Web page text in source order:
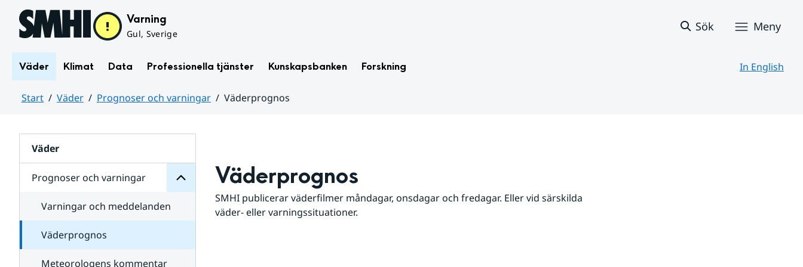
Hoppa till sidans innehåll Varning
Gul, Sverige
Sök Meny
Väder Klimat Data Professionella tjänster Kunskapsbanken Forskning In English
Start Väder Prognoser och varningar
Väderprognos
Väder
Prognoser och varningar
för
varningar
Varningar och meddelanden
Väderprognos
Meteorologens kommentar
Väderprognos
SMHI publicerar väderfilmer måndagar, onsdagar och fredagar. Eller vid särskilda
väder- eller varningssituationer.